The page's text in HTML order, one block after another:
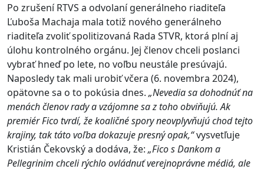
Po zrušení RTVS a odvolaní generálneho riaditeľa
Ľuboša Machaja mala totiž nového generálneho
riaditeľa zvoliť spolitizovaná Rada STVR, ktorá plní aj
úlohu kontrolného orgánu. Jej členov chceli poslanci
vybrať hneď po lete, no voľbu neustále presúvajú.
Naposledy tak mali urobiť včera (6. novembra 2024),
opätovne sa o to pokúsia dnes. „Nevedia sa dohodnúť na
menách členov rady a vzájomne sa z toho obviňujú. Ak
premiér Fico tvrdí, že koaličné spory neovplyvňujú chod tejto
krajiny, tak táto voľba dokazuje presný opak,“vysvetľuje
Kristián Čekovský a dodáva, že: „Fico s Dankom a
Pellegrinim chceli rýchlo ovládnuť verejnoprávne médiá, ale